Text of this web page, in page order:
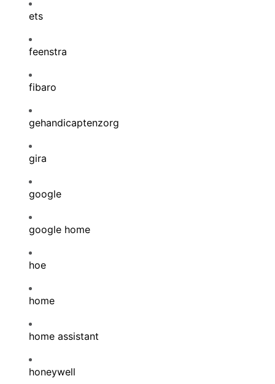
ets
feenstra
fibaro
gehandicaptenzorg
gira
google
google home
hoe
home
home assistant
honeywell